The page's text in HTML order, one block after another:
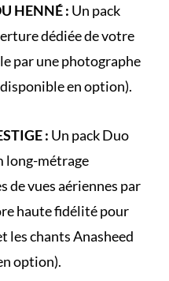
HENNÉ : Un pack
dédiée de votre
par une photographe
en option).
: Un pack Duo
long-métrage
de vues aériennes par
haute fidélité pour
chants Anasheed
option).